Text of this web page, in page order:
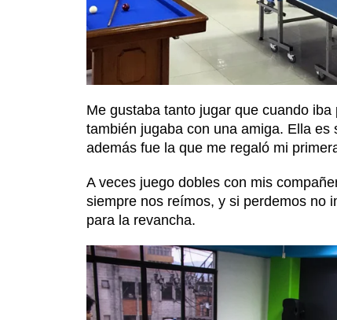
Me gustaba tanto jugar que cuando
también jugaba con una amiga. Ella
además fue la que me regaló mi
A veces juego dobles con mis
siempre nos reímos, y si perdemos no
para la revancha.